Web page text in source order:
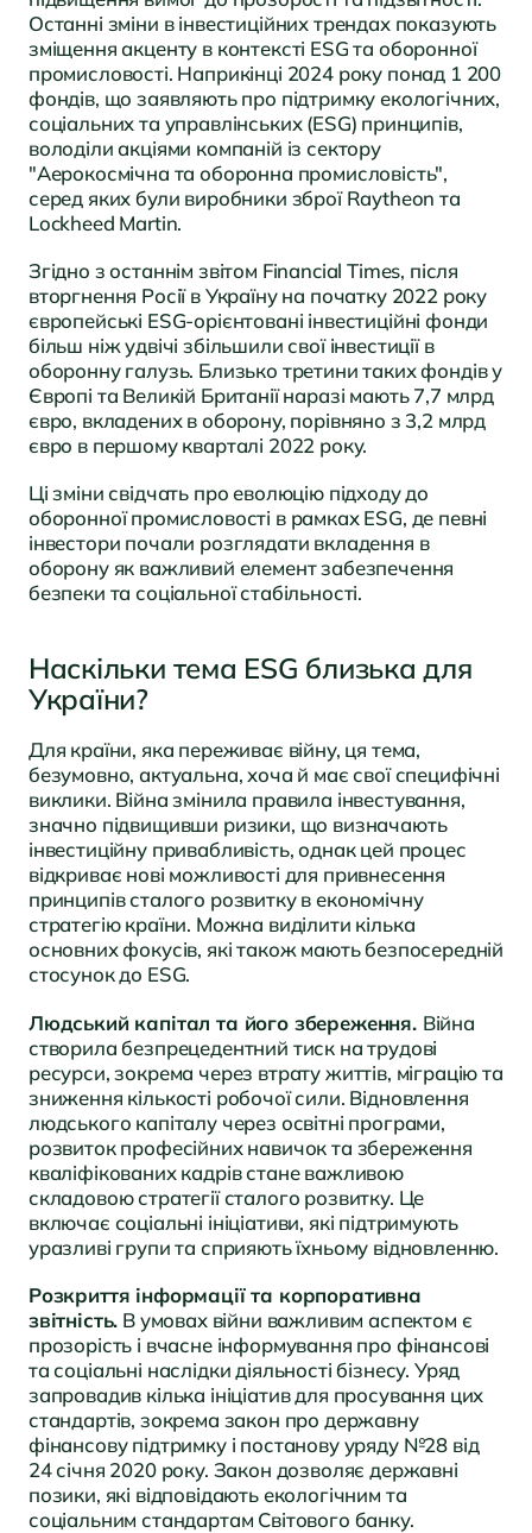
Останні зміни в інвестиційних трендах показують
зміщення акценту в контексті ESG та оборонної
промисловості. Наприкінці 2024 року понад 1 200
фондів, що заявляють про підтримку екологічних,
соціальних та управлінських (ESG) принципів,
володіли акціями компаній із сектору
"Аерокосмічна та оборонна промисловість",
серед яких були виробники зброї Raytheon та
Lockheed Martin.
Згідно з останнім звітом Financial Times, після
вторгнення Росії в Україну на початку 2022 року
європейські ESG-орієнтовані інвестиційні фонди
більш ніж удвічі збільшили свої інвестиції в
оборонну галузь. Близько третини таких фондів у
Європі та Великій Британії наразі мають 7,7 млрд
євро, вкладених в оборону, порівняно з 3,2 млрд
євро в першому кварталі 2022 року.
Ці зміни свідчать про еволюцію підходу до
оборонної промисловості в рамках ESG, де певні
інвестори почали розглядати вкладення в
оборону як важливий елемент забезпечення
безпеки та соціальної стабільності.
Наскільки тема ESG близька для
України?
Для країни, яка переживає війну, ця тема,
безумовно, актуальна, хоча й має свої специфічні
виклики. Війна змінила правила інвестування,
значно підвищивши ризики, що визначають
інвестиційну привабливість, однак цей процес
відкриває нові можливості для привнесення
принципів сталого розвитку в економічну
стратегію країни. Можна виділити кілька
основних фокусів, які також мають безпосередній
стосунок до ESG.
Людський капітал та його збереження. Війна
створила безпрецедентний тиск на трудові
ресурси, зокрема через втрату життів, міграцію та
зниження кількості робочої сили. Відновлення
людського капіталу через освітні програми,
розвиток професійних навичок та збереження
кваліфікованих кадрів стане важливою
складовою стратегії сталого розвитку. Це
включає соціальні ініціативи, які підтримують
уразливі групи та сприяють їхньому відновленню.
Розкриття інформації та корпоративна
звітність. В умовах війни важливим аспектом є
прозорість і вчасне інформування про фінансові
та соціальні наслідки діяльності бізнесу. Уряд
запровадив кілька ініціатив для просування цих
стандартів, зокрема закон про державну
фінансову підтримку і постанову уряду №28 від
24 січня 2020 року. Закон дозволяє державні
позики, які відповідають екологічним та
соціальним стандартам Світового банку.